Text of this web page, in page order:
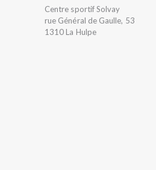
ÉVÈNEMENTS
Centre sportif Solvay
rue Général de Gaulle, 53
1310 La Hulpe